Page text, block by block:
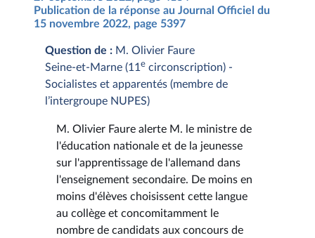
Publication de la réponse au Journal Officiel du
15 novembre 2022, page 5397
Question de : M. Olivier Faure
Seine-et-Marne (11 e circonscription) -
Socialistes et apparentés (membre de
l’intergroupe NUPES)
M. Olivier Faure alerte M. le ministre de
l'éducation nationale et de la jeunesse
sur l'apprentissage de l'allemand dans
l'enseignement secondaire. De moins en
moins d'élèves choisissent cette langue
au collège et concomitamment le
nombre de candidats aux concours de